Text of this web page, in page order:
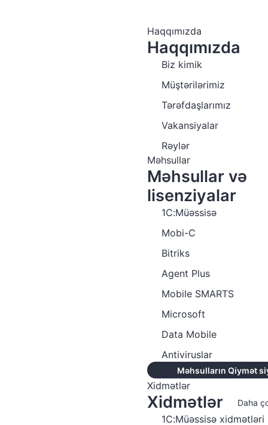
Haqqımızda
Haqqımızda
Biz kimik
Müştərilərimiz
Tərəfdaşlarımız
Vakansiyalar
Rəylər
Məhsullar
Məhsullar və
lisenziyalar
1C:Müəssisə
Mobi-C
Bitriks
Agent Plus
Mobile SMARTS
Microsoft
Data Mobile
Antiviruslar
Məhsulların Qiymət
Xidmətlər
Xidmətlər Daha
1C:Müəssisə xidmətləri